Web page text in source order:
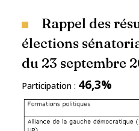
Rappel des
élections
du 23 septembre
Participation : 46,3%